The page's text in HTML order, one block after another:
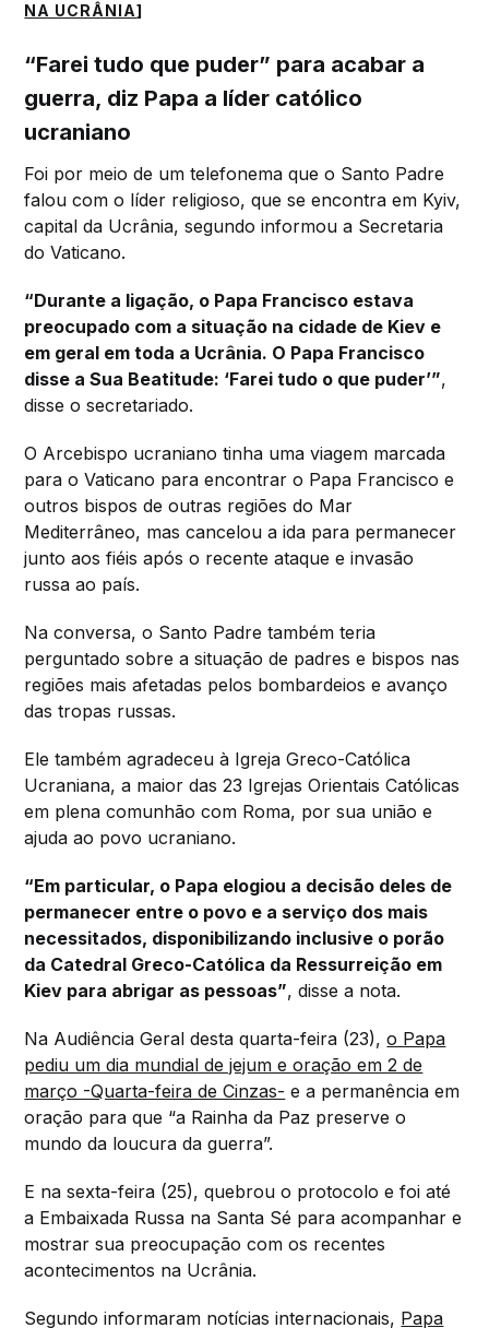
NA UCRÂNIA]
“Farei tudo que puder” para acabar a
guerra, diz Papa a líder católico
ucraniano
Foi por meio de um telefonema que o Santo Padre
falou com o líder religioso, que se encontra em Kyiv,
capital da Ucrânia, segundo informou a Secretaria
do Vaticano.
“Durante a ligação, o Papa Francisco estava
preocupado com a situação na cidade de Kiev e
em geral em toda a Ucrânia. O Papa Francisco
disse a Sua Beatitude: ‘Farei tudo o que puder’”,
disse o secretariado.
O Arcebispo ucraniano tinha uma viagem marcada
para o Vaticano para encontrar o Papa Francisco e
outros bispos de outras regiões do Mar
Mediterrâneo, mas cancelou a ida para permanecer
junto aos fiéis após o recente ataque e invasão
russa ao país.
Na conversa, o Santo Padre também teria
perguntado sobre a situação de padres e bispos nas
regiões mais afetadas pelos bombardeios e avanço
das tropas russas.
Ele também agradeceu à Igreja Greco-Católica
Ucraniana, a maior das 23 Igrejas Orientais Católicas
em plena comunhão com Roma, por sua união e
ajuda ao povo ucraniano.
“Em particular, o Papa elogiou a decisão deles de
permanecer entre o povo e a serviço dos mais
necessitados, disponibilizando inclusive o porão
da Catedral Greco-Católica da Ressurreição em
Kiev para abrigar as pessoas”, disse a nota.
Na Audiência Geral desta quarta-feira (23),o Papa
pediu um dia mundial de jejum e oração em 2 de
março -Quarta-feira de Cinzas- e a permanência em
oração para que “a Rainha da Paz preserve o
mundo da loucura da guerra”.
E na sexta-feira (25), quebrou o protocolo e foi até
a Embaixada Russa na Santa Sé para acompanhar e
mostrar sua preocupação com os recentes
acontecimentos na Ucrânia.
Segundo informaram notícias internacionais, Papa